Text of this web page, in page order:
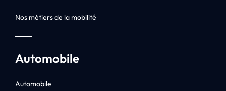
Nos métiers de la mobilité
Automobile
Automobile